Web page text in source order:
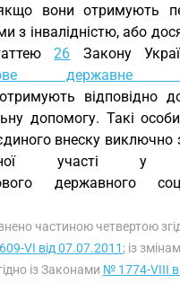
вони отримують
з інвалідністю, або
26 Закону
державне
відповідно
допомогу. Такі
внеску виключно
участі у
державного
частиною четвертою
VI від 07.07.2011 ; із
із Законами № 1774-VIII